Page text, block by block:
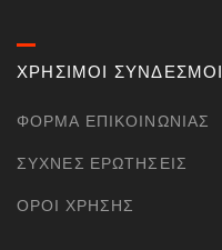
ΧΡΗΣΙΜΟΙ ΣΥΝΔΕΣΜΟΙ
ΦΌΡΜΑ ΕΠΙΚΟΙΝΩΝΊΑΣ
ΣΥΧΝΈΣ ΕΡΩΤΉΣΕΙΣ
ΌΡΟΙ ΧΡΉΣΗΣ